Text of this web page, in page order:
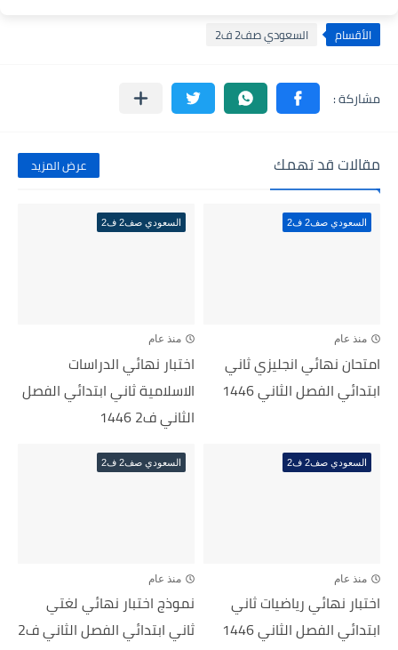
الأقسام السعودي صف2 ف2
مقالات قد تهمك عرض المزيد
السعودي صف2 ف2
منذ عام
امتحان نهائي انجليزي ثاني
ابتدائي الفصل الثاني 1446
السعودي صف2 ف2
منذ عام
اختبار نهائي الدراسات
الاسلامية ثاني ابتدائي الفصل
الثاني ف2 1446
السعودي صف2 ف2
منذ عام
اختبار نهائي رياضيات ثاني
ابتدائي الفصل الثاني 1446
السعودي صف2 ف2
منذ عام
نموذج اختبار نهائي لغتي
ثاني ابتدائي الفصل الثاني ف2